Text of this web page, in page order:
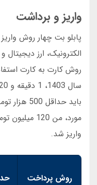
واریز و برداشت
پابلو بت چهار روش
الکترونیک، ارز
روش کارت به کارت
باید
واریز شد.
روش پرداخت